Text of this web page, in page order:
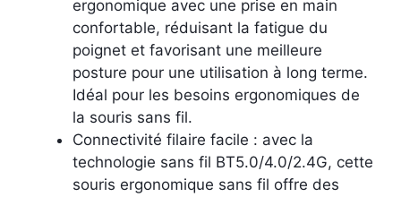
ergonomique avec une prise en main
confortable, réduisant la fatigue du
poignet et favorisant une meilleure
posture pour une utilisation à long terme.
Idéal pour les besoins ergonomiques de
la souris sans fil.
Connectivité filaire facile : avec la
technologie sans fil BT5.0/4.0/2.4G, cette
souris ergonomique sans fil offre des